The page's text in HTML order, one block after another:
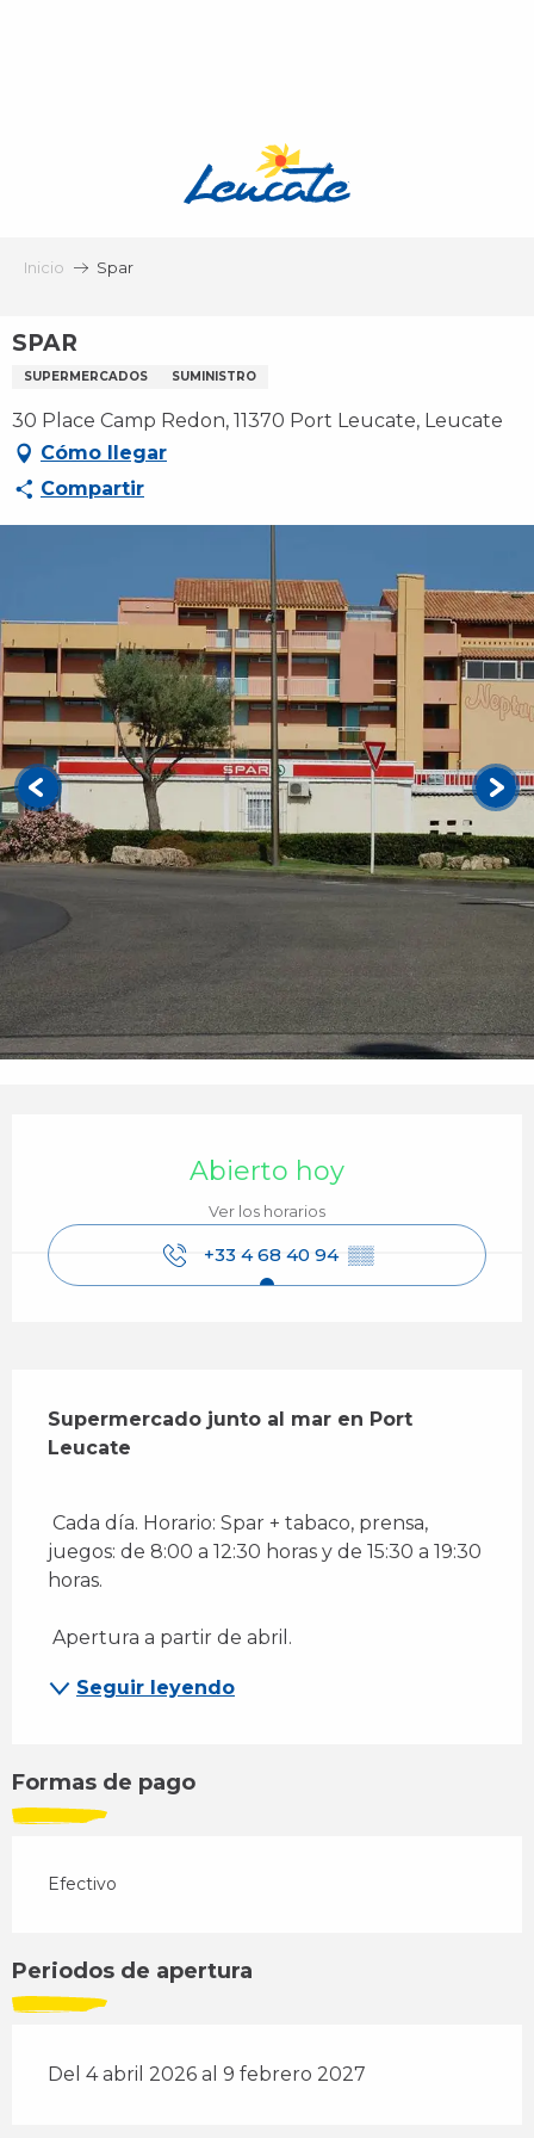
Inicio Spar
SPAR
SUPERMERCADOS SUMINISTRO
30 Place Camp Redon, 11370 Port Leucate, Leucate
Cómo llegar
Compartir
Abierto hoy
Ver los horarios
+33 4 68 40 94 ▒▒
Supermercado junto al mar en Port
Leucate
juegos: de 8:00 a 12:30 horas y de 15:30 a 19:30
horas.
Apertura a partir de abril.
Seguir leyendo
Formas de pago
Efectivo
Periodos de apertura
Del 4 abril 2026 al 9 febrero 2027